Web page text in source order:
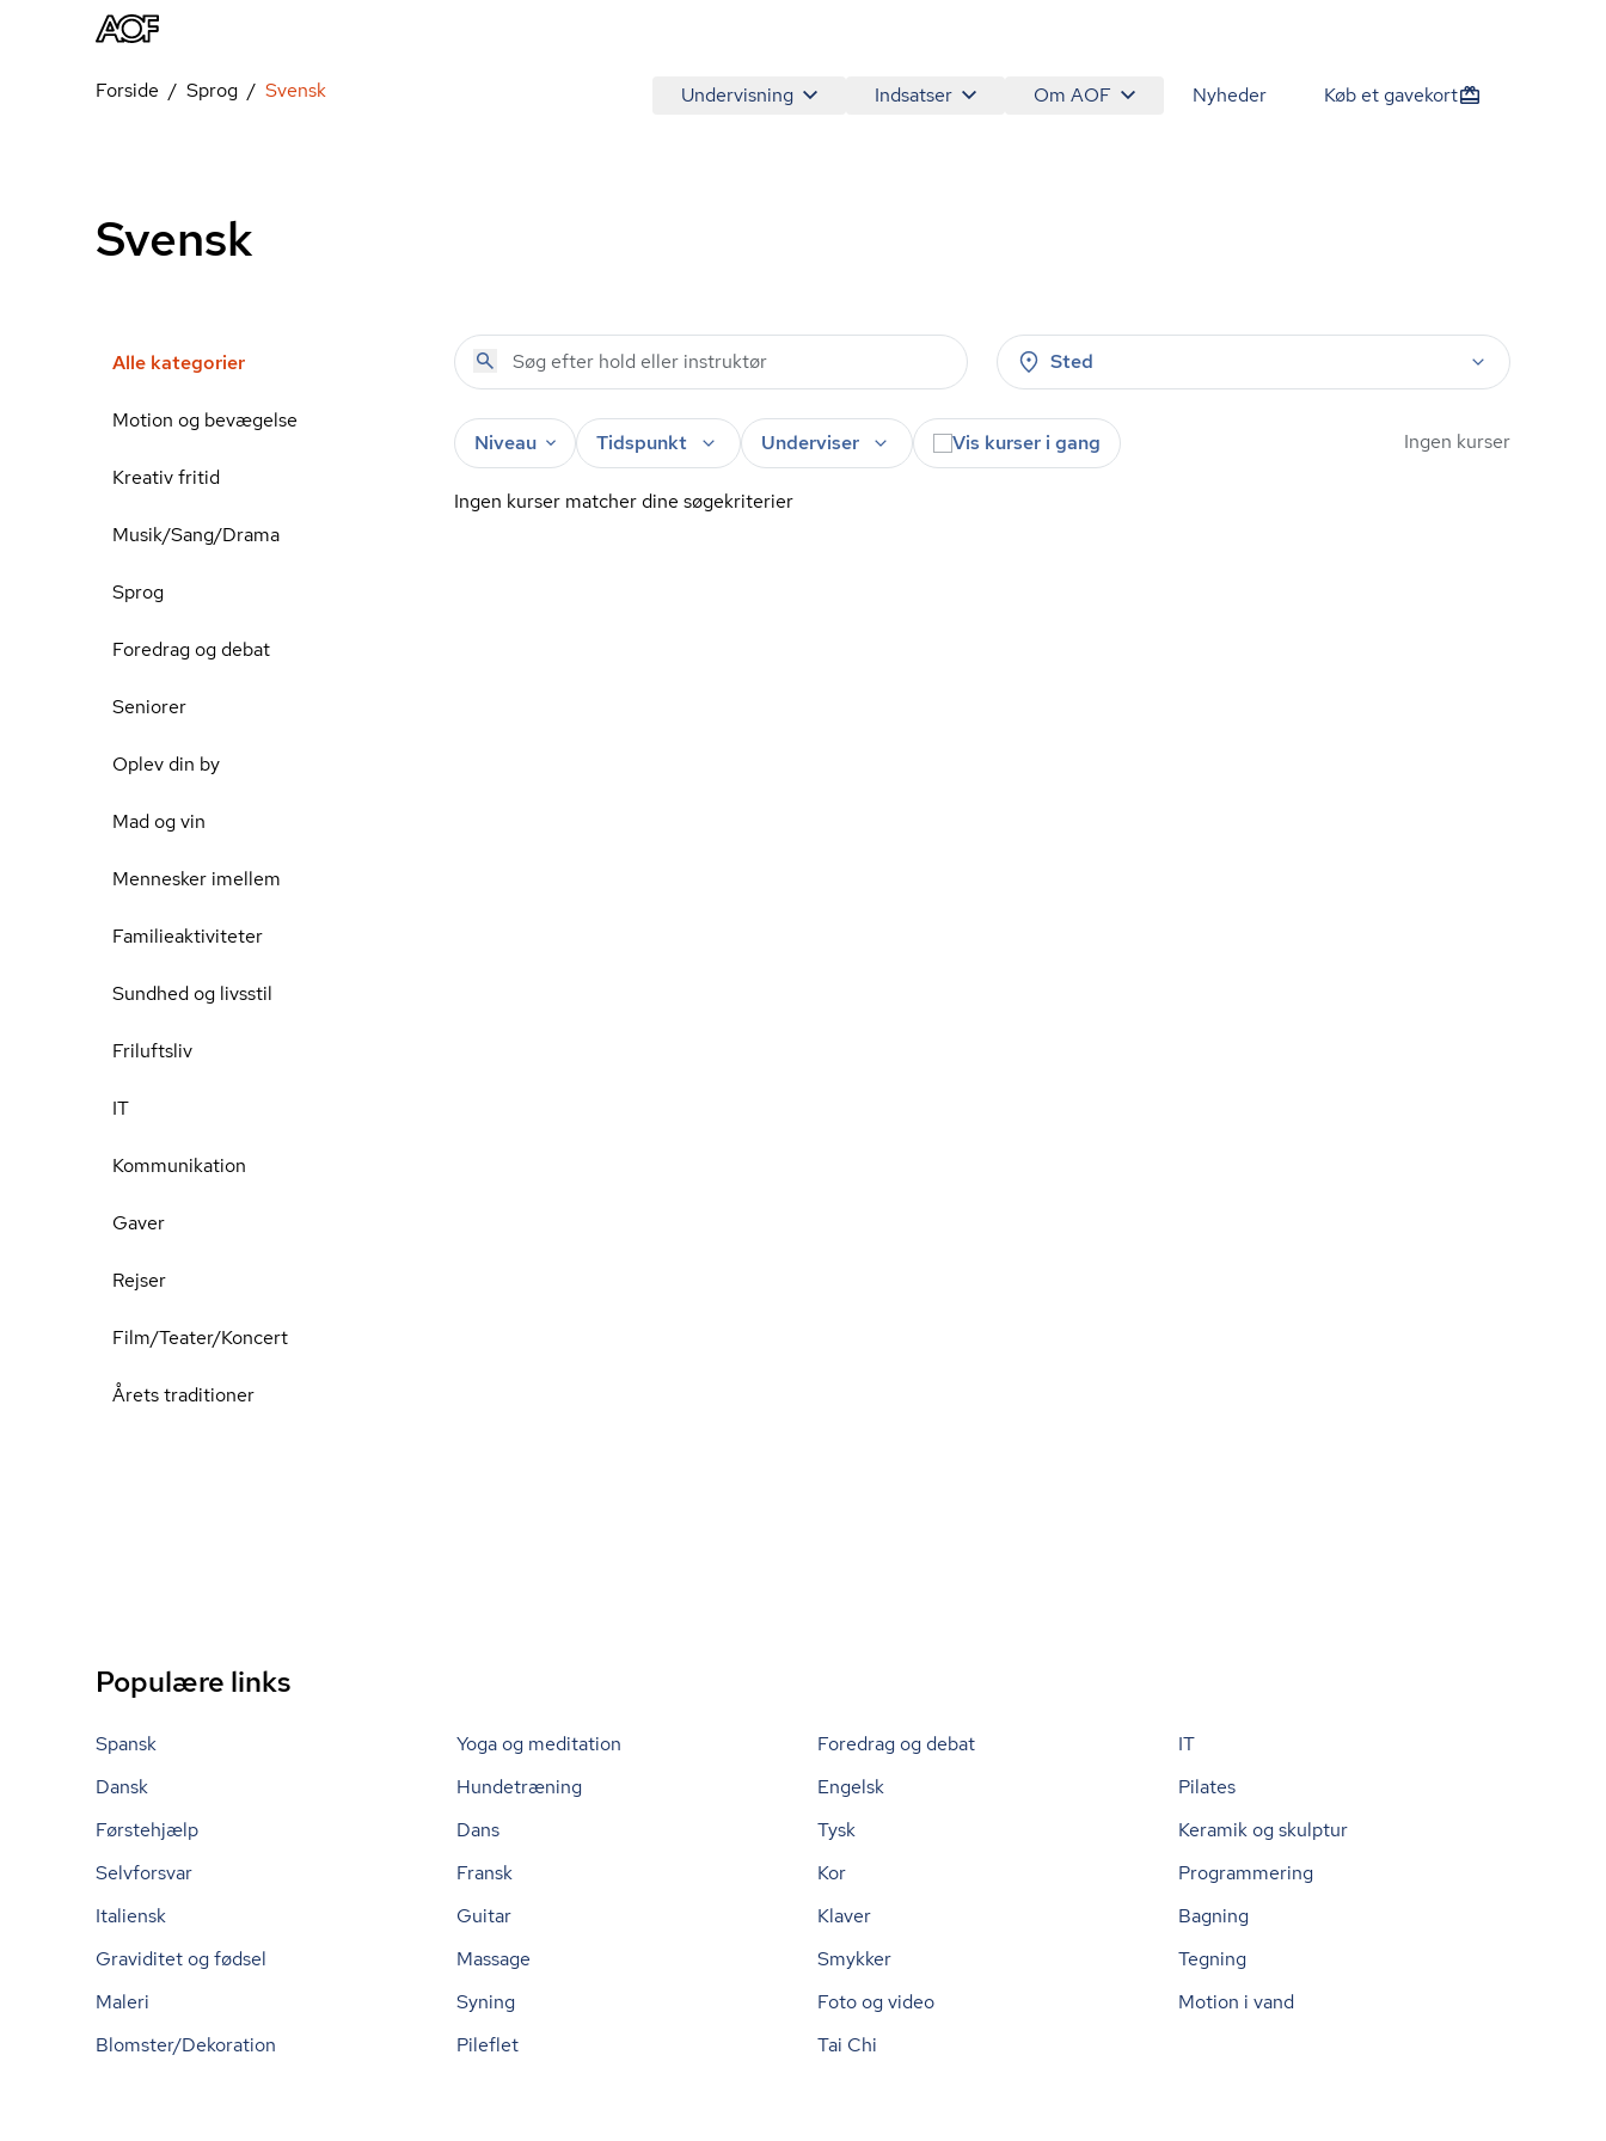
Undervisning Indsatser Om AOF Nyheder Køb et gavekort
Forside Sprog Svensk
Svensk
Alle kategorier
Motion og bevægelse
Kreativ fritid
Musik/Sang/Drama
Sprog
Foredrag og debat
Seniorer
Oplev din by
Mad og vin
Mennesker imellem
Familieaktiviteter
Sundhed og livsstil
Friluftsliv
IT
Kommunikation
Gaver
Rejser
Film/Teater/Koncert
Årets traditioner
Sted
Niveau Tidspunkt Underviser Vis kurser i gang Ingen kurser
Ingen kurser matcher dine søgekriterier
Populære links
Spansk Yoga og meditation Foredrag og debat
IT
Dansk
Hundetræning Engelsk
Pilates
Førstehjælp
Dans Tysk
Keramik og skulptur
Selvforsvar
Fransk Kor
Programmering
Italiensk
Guitar Klaver
Bagning
Graviditet og fødsel
Massage Smykker
Tegning
Maleri
Syning Foto og video
Motion i vand
Blomster/Dekoration
Pileflet Tai Chi